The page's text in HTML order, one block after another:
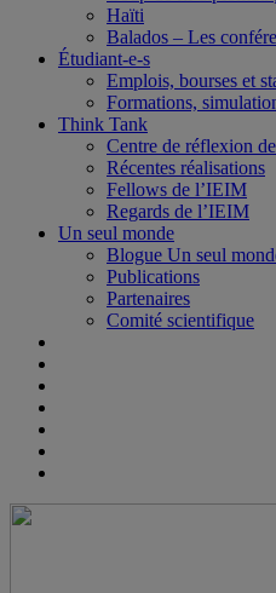
Haïti
Balados – Les
Étudiant-e-s
Emplois, bourses et
Formations,
Think Tank
Centre de réflexion
Récentes réalisations
Fellows de l’IEIM
Regards de l’IEIM
Un seul monde
Blogue Un seul
Publications
Partenaires
Comité scientifique